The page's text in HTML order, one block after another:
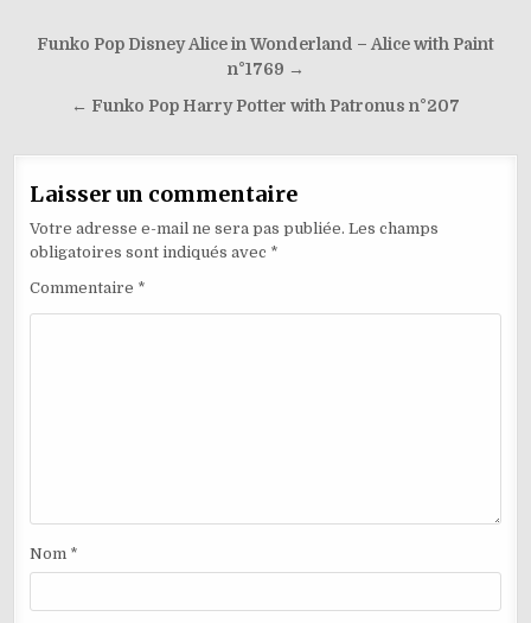
Navigation
l’article
Funko Pop Disney Alice in Wonderland – Alice with Paint
n°1769 →
← Funko Pop Harry Potter with Patronus n°207
Laisser un commentaire
Votre adresse e-mail ne sera pas publiée. Les champs
obligatoires sont indiqués avec *
Commentaire *
Nom *